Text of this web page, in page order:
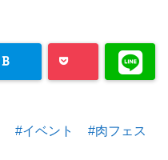
イベント
肉フェス